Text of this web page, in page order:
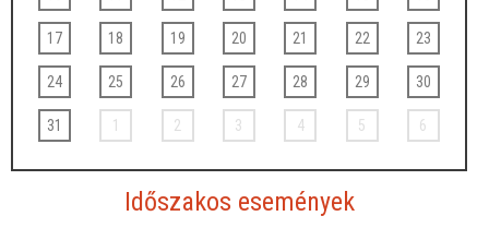
17 18 19 20 21 22 23
24 25 26 27 28 29 30
31 1 2 3 4 5 6
Időszakos események